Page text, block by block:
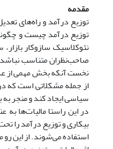
مقدمه
توزیع درآمد و راه‌های
توزیع درآمد چیست و
نئوکلاسیک سازوکار
صاحب‌نظران متناسب نباشد.
از جمله مشکلاتی است که
سیاسی ایجاد کند و منجر به
در این راستا مالیات‌ها
بیکاری و توزیع درآمد را
استفاده می‌شوند. از این رو